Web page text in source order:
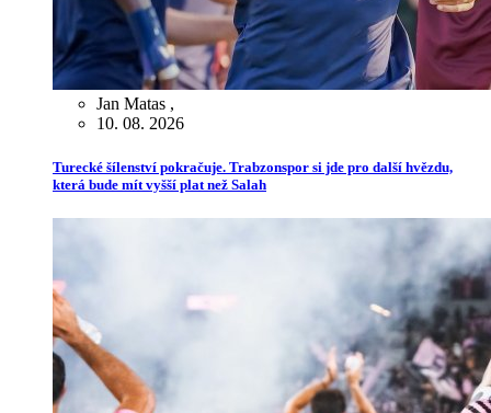
Jan Matas ,
10. 08. 2026
Turecké šílenství pokračuje. Trabzonspor si jde pro další hvězdu,
která bude mít vyšší plat než Salah